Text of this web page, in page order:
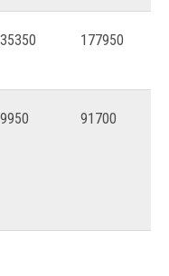
177950
91700